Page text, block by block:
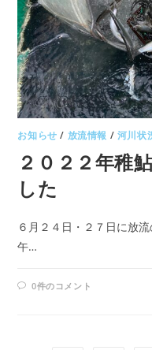
お知らせ / 放流情報 / 河川状
２０２２年稚
した
６月２４日・２７日に放
午…
0件のコメント